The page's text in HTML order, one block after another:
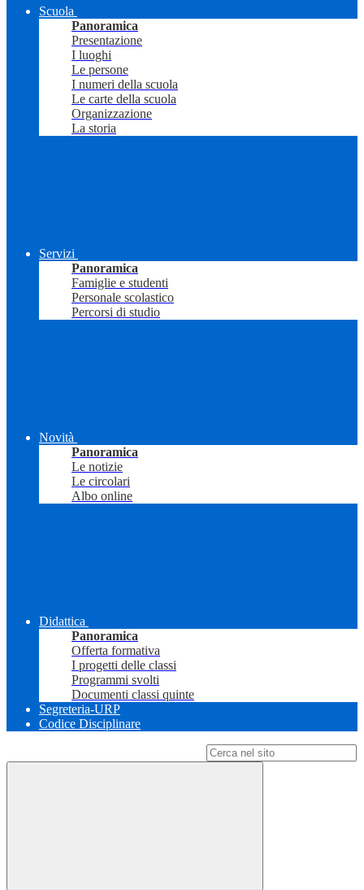
Scuola
Panoramica
Presentazione
I luoghi
Le persone
I numeri della scuola
Le carte della scuola
Organizzazione
La storia
Servizi
Panoramica
Famiglie e studenti
Personale scolastico
Percorsi di studio
Novità
Panoramica
Le notizie
Le circolari
Albo online
Didattica
Panoramica
Offerta formativa
I progetti delle classi
Programmi svolti
Documenti classi quinte
Segreteria-URP
Codice Disciplinare